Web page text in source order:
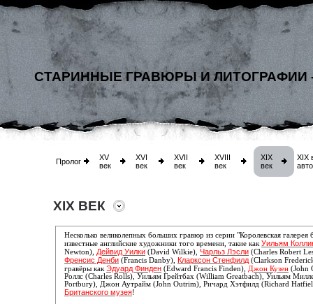
СТАРИННЫЕ ГРАВЮРЫ И ЛИТОГРАФИИ
Пролог
XV
век
XVI
век
XVII
век
XVIII
век
XIX
век
XIX
XIX ВЕК
Несколько великолепных больших гравюр из серии "Королевская
известные английские художники того времени, такие как Уильям
Newton), Дейвид Уилки (David Wilkie), Чарльз Лэсли (Charles Robert
Френсис Денби (Francis Danby), Кларксон Стенфилд (Clarkson
гравёры как Эдуард Финден (Edward Francis Finden), Джон Кузен (John
Роллс (Charles Rolls), Уильям Грейтбах (William Greatbach), Уильям
Portbury), Джон Аутрайм (John Outrim), Ричард Хэтфилд (Richard
Британского музея!